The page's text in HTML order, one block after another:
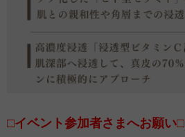
□イベント参加者さまへお願い□